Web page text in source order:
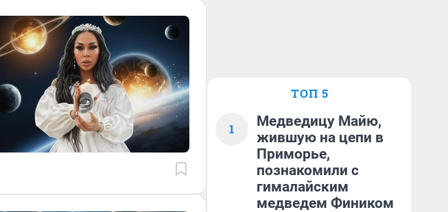
ТОП 5
1
Медведицу Майю,
жившую на цепи в
Приморье,
познакомили с
гималайским
медведем Фиником